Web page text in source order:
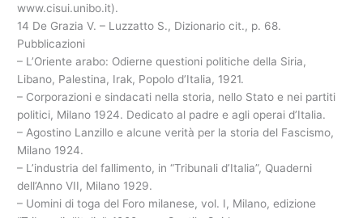
www.cisui.unibo.it).
14 De Grazia V. – Luzzatto S., Dizionario cit., p. 68.
Pubblicazioni
– L’Oriente arabo: Odierne questioni politiche della Siria,
Libano, Palestina, Irak, Popolo d’Italia, 1921.
– Corporazioni e sindacati nella storia, nello Stato e nei partiti
politici, Milano 1924. Dedicato al padre e agli operai d’Italia.
– Agostino Lanzillo e alcune verità per la storia del Fascismo,
Milano 1924.
– L’industria del fallimento, in “Tribunali d’Italia”, Quaderni
dell’Anno VII, Milano 1929.
– Uomini di toga del Foro milanese, vol. I, Milano, edizione